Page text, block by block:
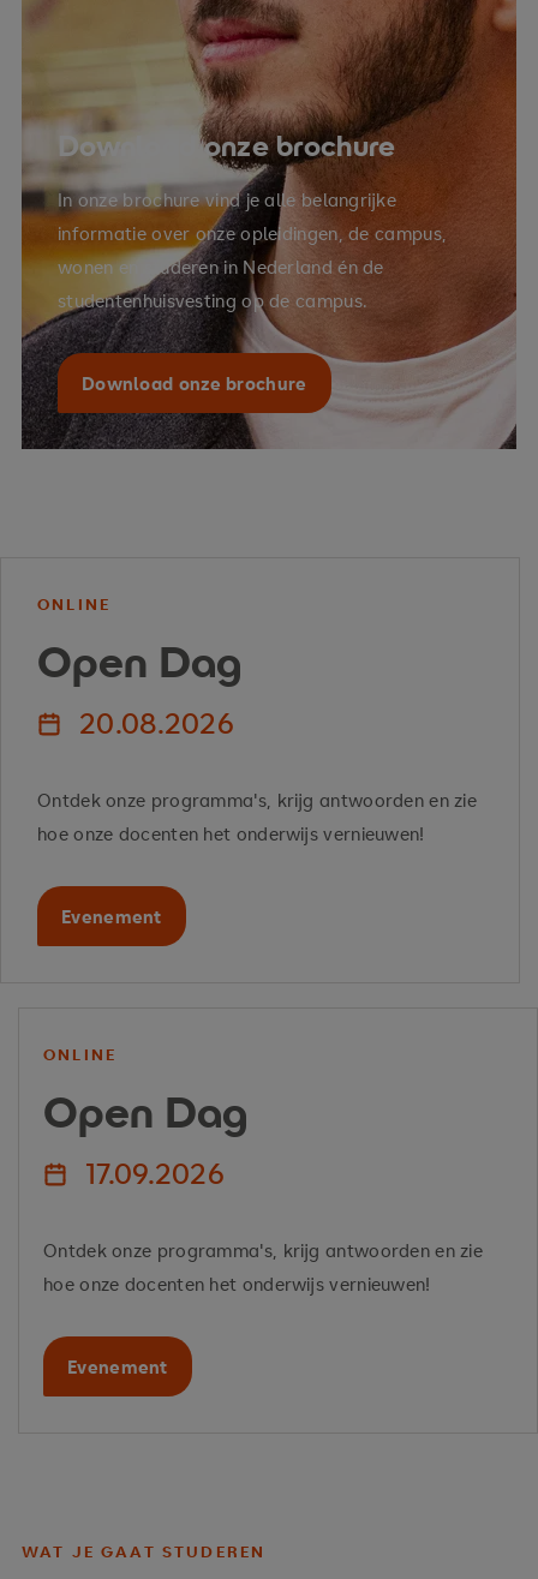
Download onze brochure
In onze brochure vind je alle belangrijke
informatie over onze opleidingen, de campus,
wonen en studeren in Nederland én de
studentenhuisvesting op de campus.
Download onze brochure
ONLINE
Open Dag
20.08.2026
Ontdek onze programma's, krijg antwoorden en zie
hoe onze docenten het onderwijs vernieuwen!
Evenement
ONLINE
Open Dag
17.09.2026
Ontdek onze programma's, krijg antwoorden en zie
hoe onze docenten het onderwijs vernieuwen!
Evenement
WAT JE GAAT STUDEREN